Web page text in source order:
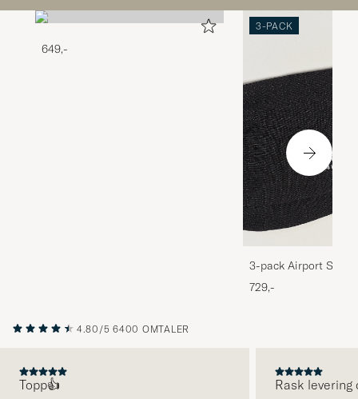
649,-
3-PACK
3-pack Airport
Melange
729,-
4.80/5 6400 OMTALER
Topp👍 Rask